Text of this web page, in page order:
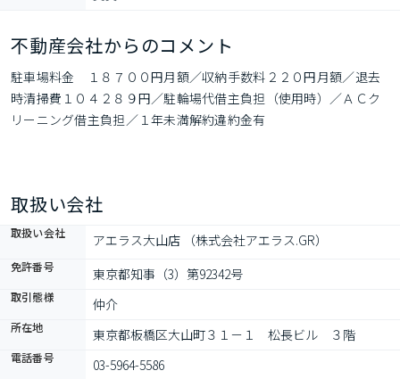
不動産会社からのコメント
駐車場料金　１８７００円月額／収納手数料２２０円月額／退去
時清掃費１０４２８９円／駐輪場代借主負担（使用時）／ＡＣク
リーニング借主負担／１年未満解約違約金有
取扱い会社
取扱い会社 アエラス大山店 （株式会社アエラス.GR）
免許番号 東京都知事（3）第92342号
取引態様 仲介
所在地 東京都板橋区大山町３１－１　松長ビル　３階
電話番号 03-5964-5586